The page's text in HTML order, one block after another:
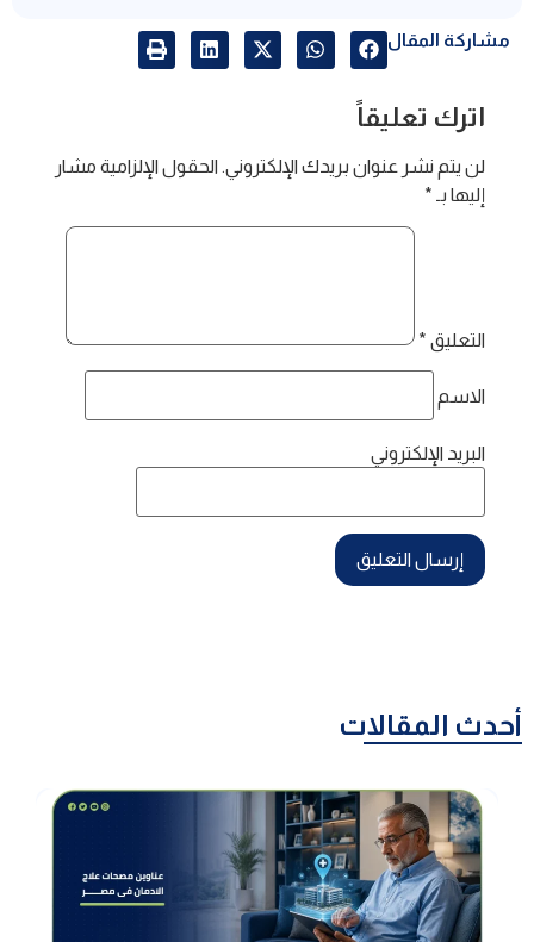
مشاركة المقال
اترك تعليقاً
لن يتم نشر عنوان بريدك الإلكتروني. الحقول الإلزامية مشار
إليها بـ *
التعليق *
الاسم
البريد الإلكتروني
أحدث المقالات